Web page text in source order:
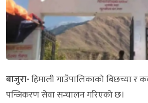
बाजुरा-हिमाली गाउँपालिकाको बिछच्या र
पन्जिकरण सेवा सन्चालन गरिएको छ।